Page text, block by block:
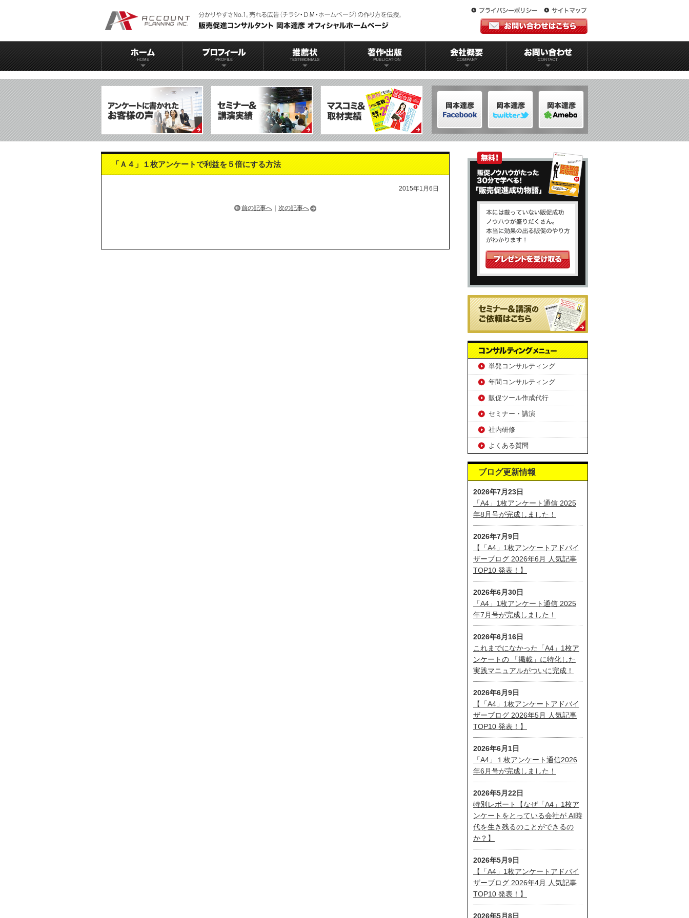
「Ａ４」１枚アンケートで利益を５倍にする方法
2015年1月6日
前の記事へ 次の記事へ
単発コンサルティング
年間コンサルティング
販促ツール作成代行
セミナー・講演
社内研修
よくある質問
ブログ更新情報
2026年7月23日
「A4」1枚アンケート通信 2025
年8月号が完成しました！
2026年7月9日
【「A4」1枚アンケートアドバイ
ザーブログ 2026年6月 人気記事
TOP10 発表！】
2026年6月30日
「A4」1枚アンケート通信 2025
年7月号が完成しました！
2026年6月16日
これまでになかった「A4」1枚ア
ンケートの 「掲載」に特化した
実践マニュアルがついに完成！
2026年6月9日
【「A4」1枚アンケートアドバイ
ザーブログ 2026年5月 人気記事
TOP10 発表！】
2026年6月1日
「A4」１枚アンケート通信2026
年6月号が完成しました！
2026年5月22日
特別レポート【なぜ「A4」1枚ア
ンケートをとっている会社が AI時
代を生き残るのことができるの
か？】
2026年5月9日
【「A4」1枚アンケートアドバイ
ザーブログ 2026年4月 人気記事
TOP10 発表！】
2026年5月8日